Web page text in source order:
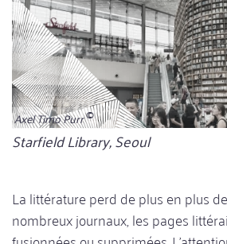
Axel Timo Purr
Bildunterschrift
Starfield Library, Seoul
La littérature perd de plus en plus
nombreux journaux, les pages